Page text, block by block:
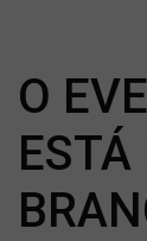
O
ESTÁ